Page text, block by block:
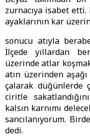
zurnacıya isabet etti.
ayaklarının kar
sonucu atıyla
İlçede yıllardan
üzerinde atlar
atın üzerinden
çalarak düğünlerde
ciritle
kalsın karnımı
sancılanıyorum.
dedi.